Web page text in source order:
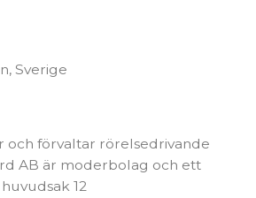
Sverige
och förvaltar rörelsedrivande
AB är moderbolag och ett
12